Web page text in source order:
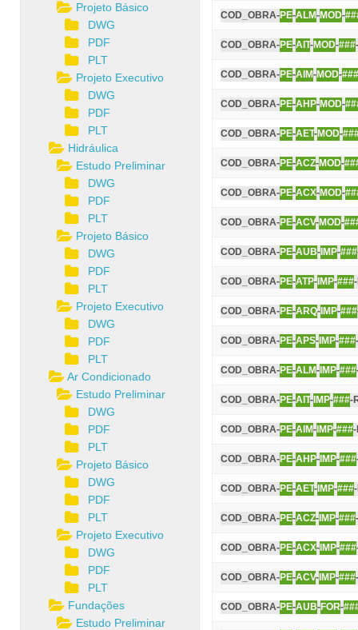
COD_OBRA-PE-ALM-MOD-
COD_OBRA-PE-AIT-MOD-###
COD_OBRA-PE-AIM-MOD-###
COD_OBRA-PE-AHP-MOD-
COD_OBRA-PE-AET-MOD-
COD_OBRA-PE-ACZ-MOD-
COD_OBRA-PE-ACX-MOD-
COD_OBRA-PE-ACV-MOD-
COD_OBRA-PE-AUB- IMP-###
COD_OBRA-PE-ATP- IMP-###
COD_OBRA-PE-ARQ- IMP-###
COD_OBRA-PE-APS- IMP-###
COD_OBRA-PE-ALM- IMP-###
COD_OBRA-PE-AIT- IMP-###-
COD_OBRA-PE-AIM- IMP-###
COD_OBRA-PE-AHP- IMP-###
COD_OBRA-PE-AET- IMP-###
COD_OBRA-PE-ACZ- IMP-###
COD_OBRA-PE-ACX- IMP-###
COD_OBRA-PE-ACV- IMP-###
COD_OBRA-PE-AUB-FOR-
Projeto Básico
DWG
PDF
PLT
Projeto Executivo
DWG
PDF
PLT
Hidráulica
Estudo Preliminar
DWG
PDF
PLT
Projeto Básico
DWG
PDF
PLT
Projeto Executivo
DWG
PDF
PLT
Ar Condicionado
Estudo Preliminar
DWG
PDF
PLT
Projeto Básico
DWG
PDF
PLT
Projeto Executivo
DWG
PDF
PLT
Fundações
Estudo Preliminar